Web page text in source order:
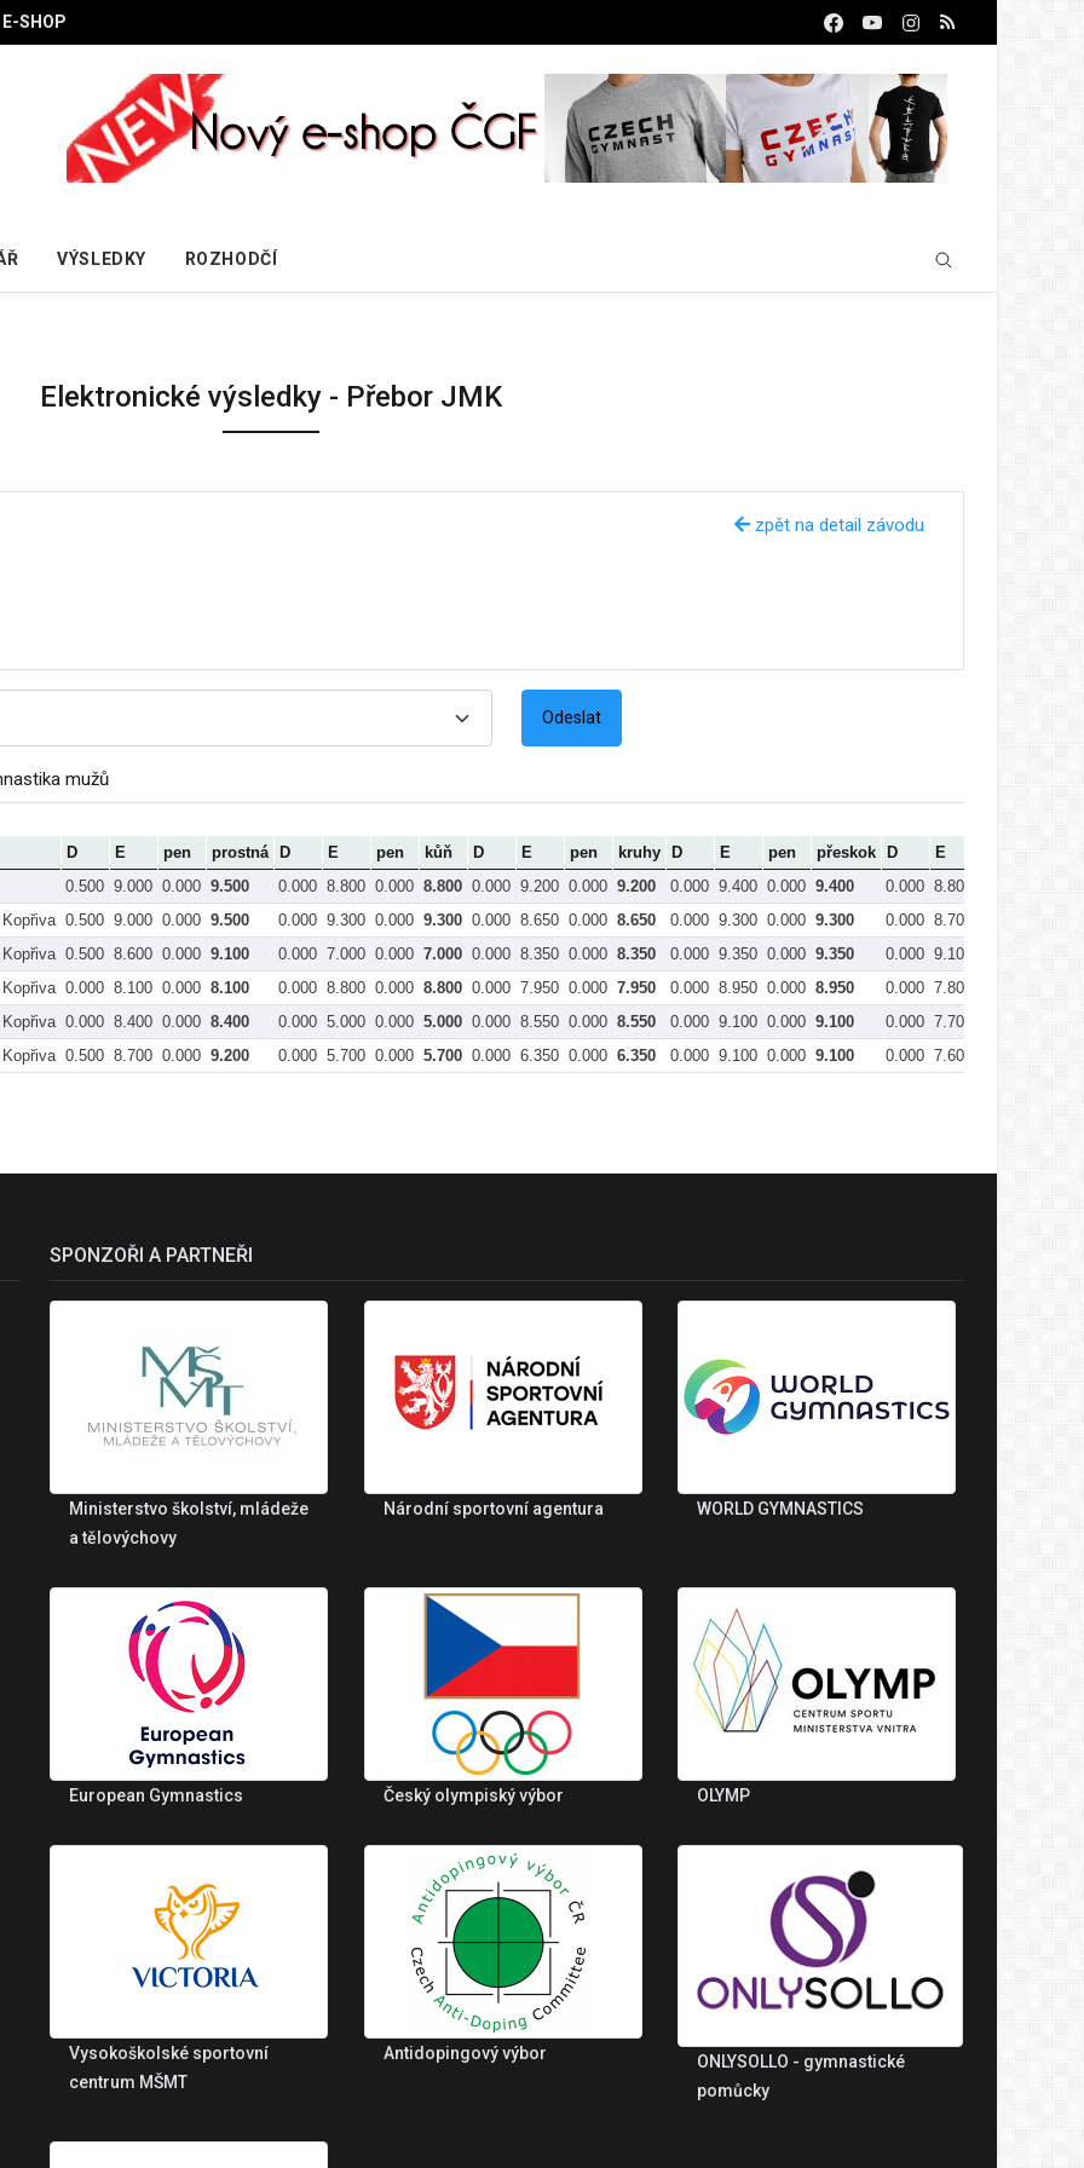
E-SHOP
VÝSLEDKY ROZHODČÍ
Elektronické výsledky - Přebor JMK
zpět na detail závodu
mužů
D E pen prostná D E pen kůň D E pen kruhy D E pen přeskok D E
0.500 9.000 0.000 9.500 0.000 8.800 0.000 8.800 0.000 9.200 0.000 9.200 0.000 9.400 0.000 9.400 0.000 8.800
0.500 9.000 0.000 9.500 0.000 9.300 0.000 9.300 0.000 8.650 0.000 8.650 0.000 9.300 0.000 9.300 0.000 8.700
0.500 8.600 0.000 9.100 0.000 7.000 0.000 7.000 0.000 8.350 0.000 8.350 0.000 9.350 0.000 9.350 0.000 9.100
0.000 8.100 0.000 8.100 0.000 8.800 0.000 8.800 0.000 7.950 0.000 7.950 0.000 8.950 0.000 8.950 0.000 7.800
0.000 8.400 0.000 8.400 0.000 5.000 0.000 5.000 0.000 8.550 0.000 8.550 0.000 9.100 0.000 9.100 0.000 7.700
0.500 8.700 0.000 9.200 0.000 5.700 0.000 5.700 0.000 6.350 0.000 6.350 0.000 9.100 0.000 9.100 0.000 7.600
SPONZOŘI A PARTNEŘI
Ministerstvo školství, mládeže
a tělovýchovy
Národní sportovní agentura WORLD GYMNASTICS
European Gymnastics Český olympiský výbor OLYMP
Vysokoškolské sportovní
centrum MŠMT
Antidopingový výbor
ONLYSOLLO - gymnastické
pomůcky